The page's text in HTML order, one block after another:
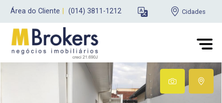
Área do Cliente (014) 3811-1212 Cidades